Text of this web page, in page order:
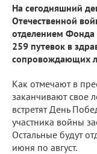
На сегодняшний
Отечественной
отделением Фонда
259 путевок в
сопровождающих
Как отмечают в
заканчивают свое
встретят День
участника войны
Остальные будут
июня по август.